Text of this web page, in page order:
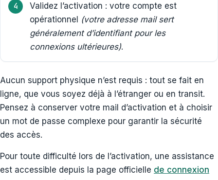
Validez l’activation : votre compte est
opérationnel (votre adresse mail sert
généralement d’identifiant pour les
connexions ultérieures).
Aucun support physique n’est requis : tout se fait en
ligne, que vous soyez déjà à l’étranger ou en transit.
Pensez à conserver votre mail d’activation et à choisir
un mot de passe complexe pour garantir la sécurité
des accès.
Pour toute difficulté lors de l’activation, une assistance
est accessible depuis la page officielle de connexion